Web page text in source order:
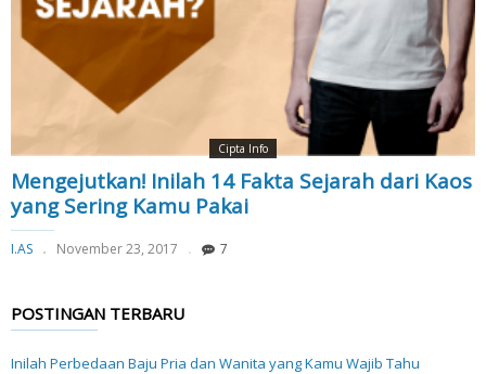
Cipta Info
Mengejutkan! Inilah 14 Fakta Sejarah dari Kaos
yang Sering Kamu Pakai
I.AS November 23, 2017 7
POSTINGAN TERBARU
Inilah Perbedaan Baju Pria dan Wanita yang Kamu Wajib Tahu